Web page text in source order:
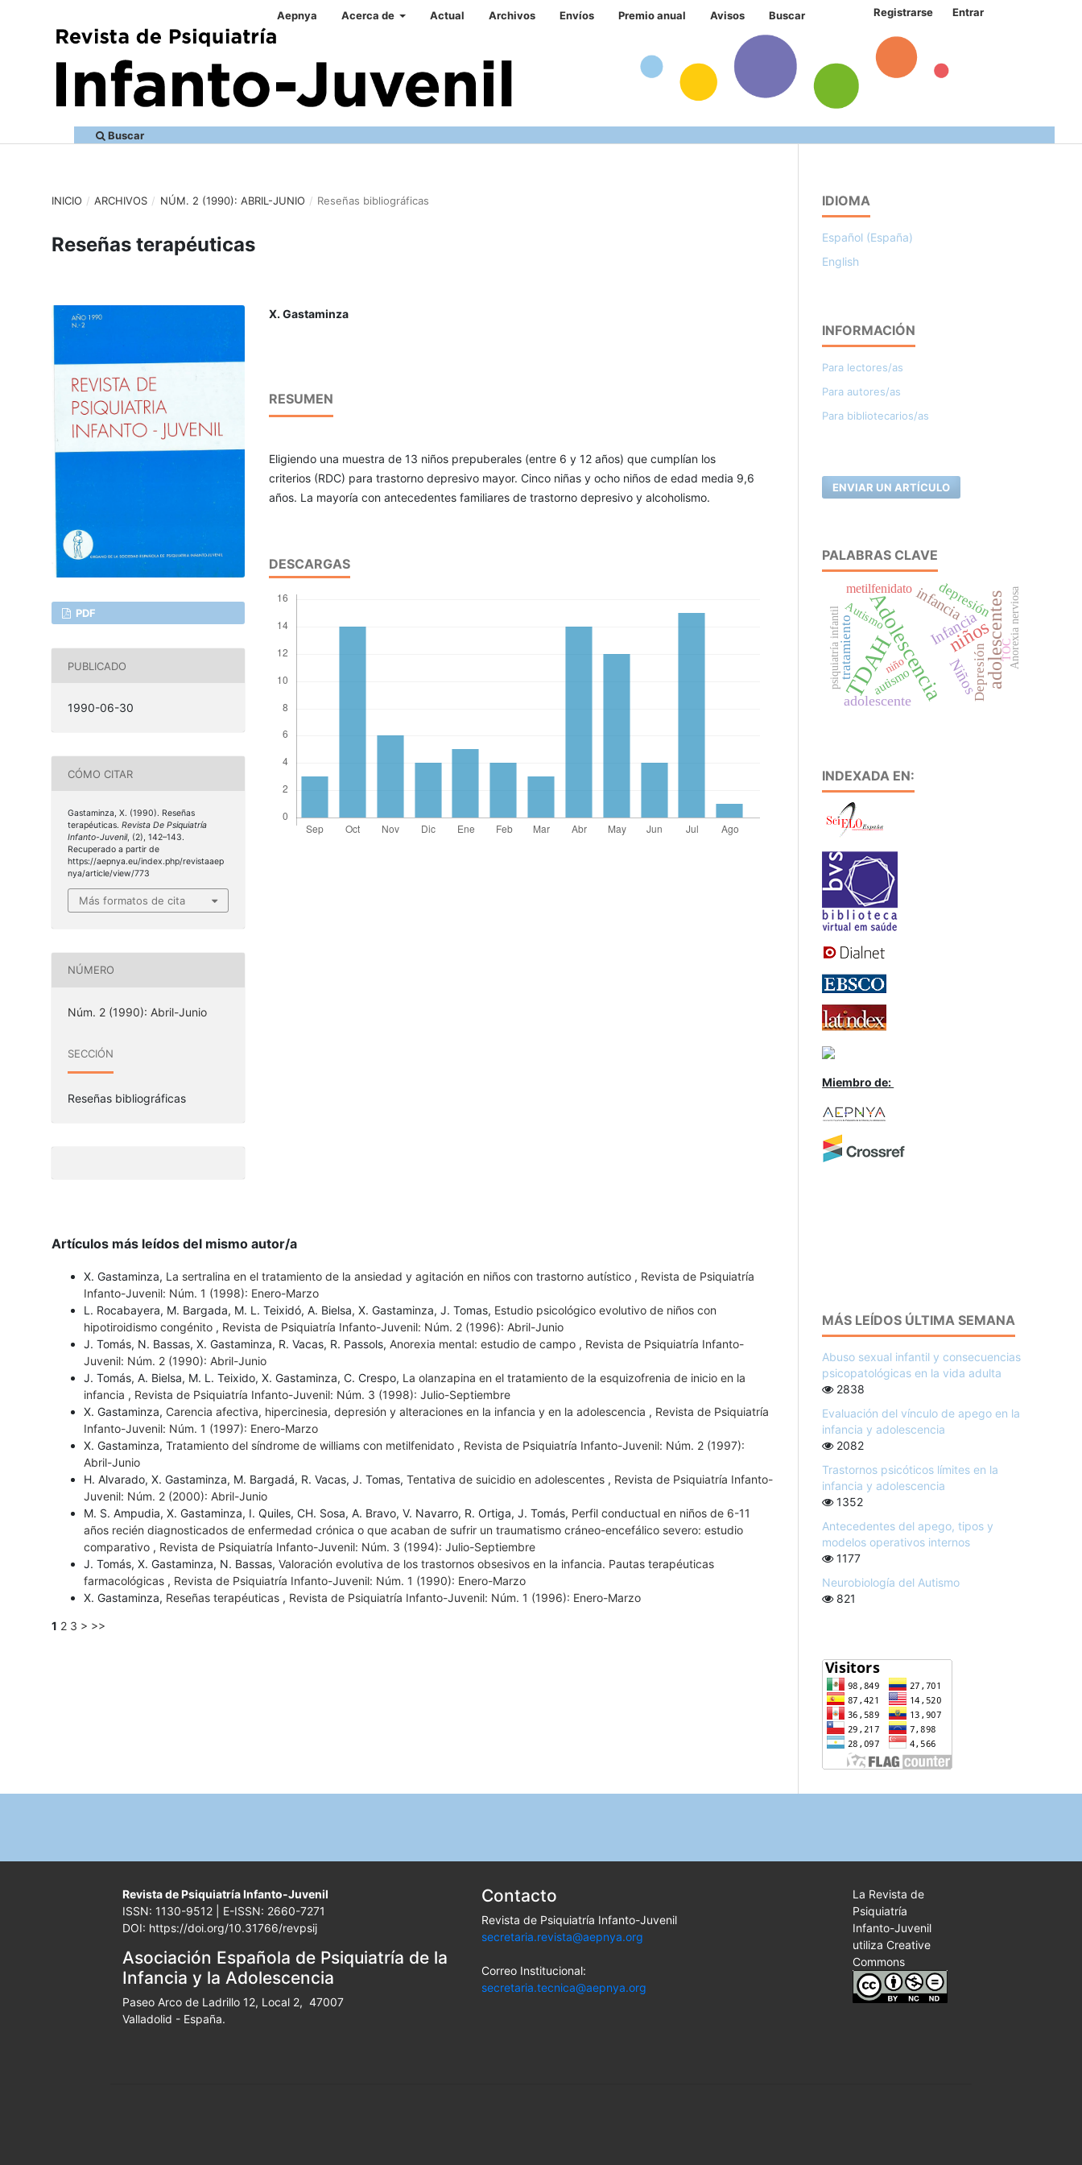
Aepnya Acerca de Actual Archivos Envíos Premio anual Avisos Buscar Registrarse Entrar
Buscar
INICIO / ARCHIVOS / NÚM. 2 (1990): ABRIL-JUNIO / Reseñas bibliográficas
Reseñas terapéuticas
PDF
PUBLICADO
1990-06-30
CÓMO CITAR
Gastaminza, X. (1990). Reseñas
terapéuticas. Revista De Psiquiatría
Infanto-Juvenil, (2), 142–143.
Recuperado a partir de
https://aepnya.eu/index.php/revistaaep
nya/article/view/773
Más formatos de cita
NÚMERO
Núm. 2 (1990): Abril-Junio
SECCIÓN
Reseñas bibliográficas
X. Gastaminza
RESUMEN
Eligiendo una muestra de 13 niños prepu­berales (entre 6 y 12 años) que cumplían los
criterios (RDC) para trastorno depresivo ma­yor. Cinco niñas y ocho niños de edad media 9,6
años. La mayoría con antecedentes fami­liares de trastorno depresivo y alcoholismo.
DESCARGAS
Artículos más leídos del mismo autor/a
X. Gastaminza, La sertralina en el tratamiento de la ansiedad y agitación en niños con trastorno autístico , Revista de Psiquiatría
Infanto-Juvenil: Núm. 1 (1998): Enero-Marzo
L. Rocabayera, M. Bargada, M. L. Teixidó, A. Bielsa, X. Gastaminza, J. Tomas, Estudio psicológico evolutivo de niños con
hipotiroidismo congénito , Revista de Psiquiatría Infanto-Juvenil: Núm. 2 (1996): Abril-Junio
J. Tomás, N. Bassas, X. Gastaminza, R. Vacas, R. Passols, Anorexia mental: estudio de campo , Revista de Psiquiatría Infanto-
Juvenil: Núm. 2 (1990): Abril-Junio
J. Tomás, A. Bielsa, M. L. Teixido, X. Gastaminza, C. Crespo, La olanzapina en el tratamiento de la esquizofrenia de inicio en la
infancia , Revista de Psiquiatría Infanto-Juvenil: Núm. 3 (1998): Julio-Septiembre
X. Gastaminza, Carencia afectiva, hipercinesia, depresión y alteraciones en la infancia y en la adolescencia , Revista de Psiquiatría
Infanto-Juvenil: Núm. 1 (1997): Enero-Marzo
X. Gastaminza, Tratamiento del síndrome de williams con metilfenidato , Revista de Psiquiatría Infanto-Juvenil: Núm. 2 (1997):
Abril-Junio
H. Alvarado, X. Gastaminza, M. Bargadá, R. Vacas, J. Tomas, Tentativa de suicidio en adolescentes , Revista de Psiquiatría Infanto-
Juvenil: Núm. 2 (2000): Abril-Junio
M. S. Ampudia, X. Gastaminza, I. Quiles, CH. Sosa, A. Bravo, V. Navarro, R. Ortiga, J. Tomás, Perfil conductual en niños de 6-11
años recién diagnosticados de enfermedad crónica o que acaban de sufrir un traumatismo cráneo-encefálico severo: estudio
comparativo , Revista de Psiquiatría Infanto-Juvenil: Núm. 3 (1994): Julio-Septiembre
J. Tomás, X. Gastaminza, N. Bassas, Valoración evolutiva de los trastornos obsesivos en la infancia. Pautas terapéuticas
farmacológicas , Revista de Psiquiatría Infanto-Juvenil: Núm. 1 (1990): Enero-Marzo
X. Gastaminza, Reseñas terapéuticas , Revista de Psiquiatría Infanto-Juvenil: Núm. 1 (1996): Enero-Marzo
1 2 3 > >>
IDIOMA
Español (España)
English
INFORMACIÓN
Para lectores/as
Para autores/as
Para bibliotecarios/as
ENVIAR UN ARTÍCULO
PALABRAS CLAVE
TDAH
Adolescencianiñosadolescentes
Infancia
Niños
infancia
adolescente
tratamiento Depresión
depresión
autismo
metilfenidato
Autismo
TOC
psiquiatría infantil niño Anorexia nerviosa
INDEXADA EN:
Miembro de:
MÁS LEÍDOS ÚLTIMA SEMANA
Abuso sexual infantil y consecuencias
psicopatológicas en la vida adulta
2838
Evaluación del vínculo de apego en la
infancia y adolescencia
2082
Trastornos psicóticos límites en la
infancia y adolescencia
1352
Antecedentes del apego, tipos y
modelos operativos internos
1177
Neurobiología del Autismo
821
Revista de Psiquiatría Infanto-Juvenil
ISSN: 1130-9512 | E-ISSN: 2660-7271
DOI: https://doi.org/10.31766/revpsij
Asociación Española de Psiquiatría de la
Infancia y la Adolescencia
Paseo Arco de Ladrillo 12, Local 2, 47007
Valladolid - España.
Contacto
Revista de Psiquiatría Infanto-Juvenil
secretaria.revista@aepnya.org
Correo Institucional:
secretaria.tecnica@aepnya.org
La Revista de
Psiquiatría
Infanto-Juvenil
utiliza Creative
Commons